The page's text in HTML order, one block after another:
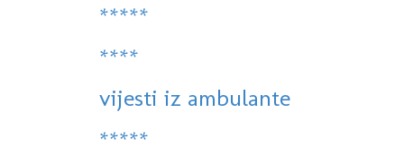
*****
****
vijesti iz ambulante
*****